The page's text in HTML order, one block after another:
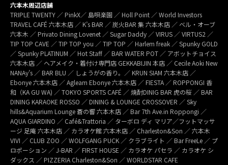
六本木周辺店舗
TRIPLE TWENTY ／ PinkX／ 島唄楽園 ／ Holl Point ／ World Investors
TRAVEL CAFÉ 六本木店 ／ K’s BAR ／ 炭火BAR 集 六本木店 ／ ベル・オーブ
六本木 ／ Privato Dining Lovenet ／ Sugar Daddy ／ VIRUS ／ VIRTUS2 ／
TIP TOP CAVE ／ TIP TOP you ／ TIP TOP ／ Harlem freak ／ Spunky GOLD
／ Spunky PLATINUM ／ Hot Staff ／ BAR WATER POT ／ アボットチョイス
六本木店 ／ ヘアメイク・着付け専門店 GEKKABIJIN 本店 ／ Cecile Aoki New
NANAy’s ／ BAR BLU ／ しょうがの香り。／ KRUN SIAM 六本木店 ／
Ebonye 六本木店 ／ Agleam Ebonye 六本木店 ／ FIESTA ／ ROPPONGI 香
和（KA GU WA) ／ TOKYO SPORTS CAFÉ ／ 焼酎DINIG BAR 虎の桜 ／ BAR
DINING KARAOKE ROSSO ／ DINING & LOUNGE CROSSOVER ／ Sky
hills&Aquarium Lounge 蒼の響 六本木店 ／ Bar 7th Ave.in Roppongi ／
AQUA GIARDINO ／ Café&Trattoria ／ ターボロ ディ マリア／フットマッサ
ージ 足庵 六本木店 ／ カラオケ館 六本木店 ／ Charleston&Son ／ 六本木
VIVI ／ CLUB ZOO ／ WOLFGANG PUCK ／ クラブライト ／ Bar FreeLe ／ プ
ロポーション ／ J-BAR ／ FIRST HOUSE ／ カラオケ パセラ ／ カラオケ シ
ダックス ／ PIZZERIA Charleston&Son ／ WORLDSTAR CAFE